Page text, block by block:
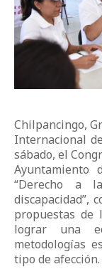
Chilpancingo,
Internacional
sábado, el
Ayuntamiento
“Derecho a
discapacidad”,
propuestas de
lograr una
metodologías
tipo de afección.